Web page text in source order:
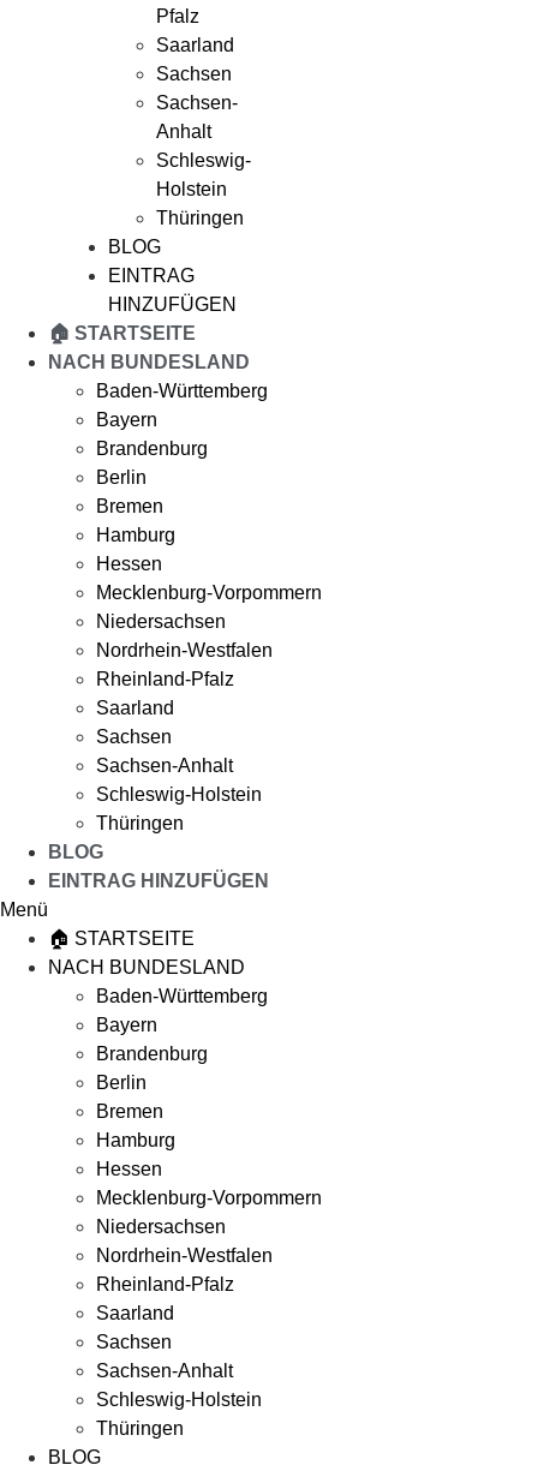
Pfalz
Saarland
Sachsen
Sachsen-
Anhalt
Schleswig-
Holstein
Thüringen
BLOG
EINTRAG
HINZUFÜGEN
🏠 STARTSEITE
NACH BUNDESLAND
Baden-Württemberg
Bayern
Brandenburg
Berlin
Bremen
Hamburg
Hessen
Mecklenburg-Vorpommern
Niedersachsen
Nordrhein-Westfalen
Rheinland-Pfalz
Saarland
Sachsen
Sachsen-Anhalt
Schleswig-Holstein
Thüringen
BLOG
EINTRAG HINZUFÜGEN
Menü
🏠 STARTSEITE
NACH BUNDESLAND
Baden-Württemberg
Bayern
Brandenburg
Berlin
Bremen
Hamburg
Hessen
Mecklenburg-Vorpommern
Niedersachsen
Nordrhein-Westfalen
Rheinland-Pfalz
Saarland
Sachsen
Sachsen-Anhalt
Schleswig-Holstein
Thüringen
BLOG